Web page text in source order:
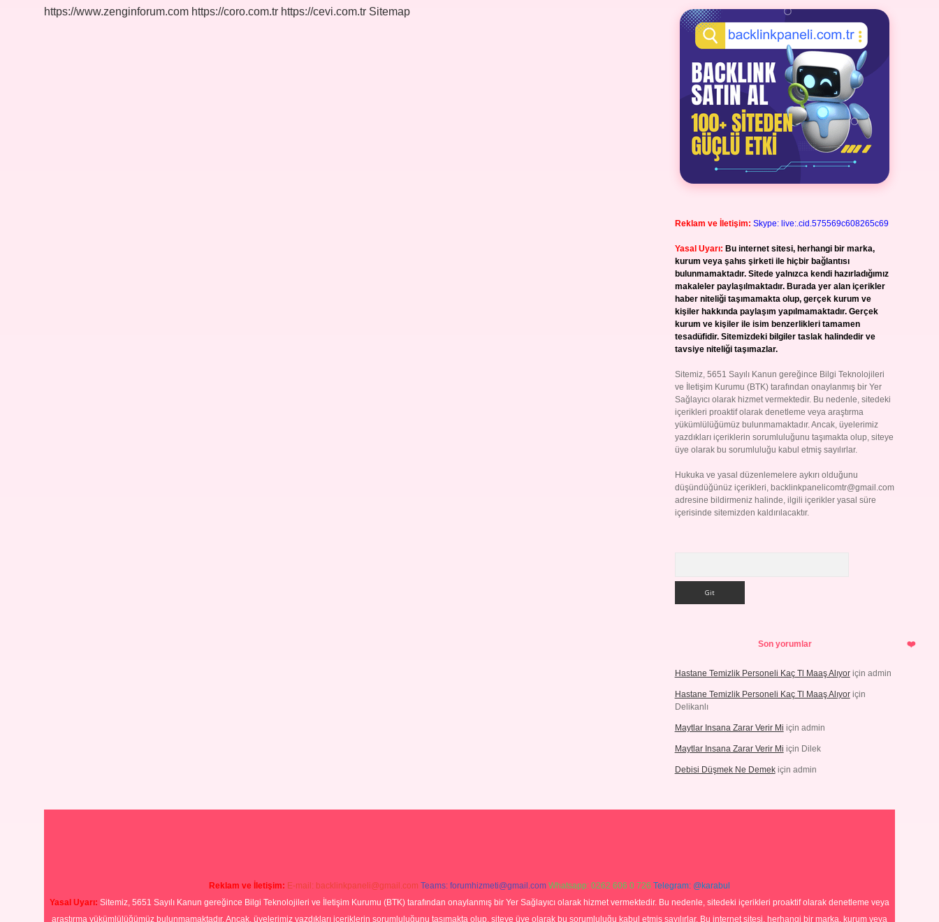
https://www.zenginforum.com https://coro.com.tr https://cevi.com.tr Sitemap
Reklam ve İletişim: Skype: live:.cid.575569c608265c69
Yasal Uyarı: Bu internet sitesi, herhangi bir marka,
kurum veya şahıs şirketi ile hiçbir bağlantısı
bulunmamaktadır. Sitede yalnızca kendi hazırladığımız
makaleler paylaşılmaktadır. Burada yer alan içerikler
haber niteliği taşımamakta olup, gerçek kurum ve
kişiler hakkında paylaşım yapılmamaktadır. Gerçek
kurum ve kişiler ile isim benzerlikleri tamamen
tesadüfidir. Sitemizdeki bilgiler taslak halindedir ve
tavsiye niteliği taşımazlar.
Sitemiz, 5651 Sayılı Kanun gereğince Bilgi Teknolojileri
ve İletişim Kurumu (BTK) tarafından onaylanmış bir Yer
Sağlayıcı olarak hizmet vermektedir. Bu nedenle, sitedeki
içerikleri proaktif olarak denetleme veya araştırma
yükümlülüğümüz bulunmamaktadır. Ancak, üyelerimiz
yazdıkları içeriklerin sorumluluğunu taşımakta olup, siteye
üye olarak bu sorumluluğu kabul etmiş sayılırlar.
Hukuka ve yasal düzenlemelere aykırı olduğunu
düşündüğünüz içerikleri, backlinkpanelicomtr@gmail.com
adresine bildirmeniz halinde, ilgili içerikler yasal süre
içerisinde sitemizden kaldırılacaktır.
Son yorumlar
Hastane Temizlik Personeli Kaç Tl Maaş Alıyoriçin admin
Hastane Temizlik Personeli Kaç Tl Maaş Alıyoriçin
Delikanlı
Maytlar Insana Zarar Verir Mi için admin
Maytlar Insana Zarar Verir Mi için Dilek
Debisi Düşmek Ne Demekiçin admin
Reklam ve İletişim: E-mail: backlinkpaneli@gmail.com Teams: forumhizmeti@gmail.com Whatsapp: 0262 606 0 726 Telegram: @karabul
Yasal Uyarı: Sitemiz, 5651 Sayılı Kanun gereğince Bilgi Teknolojileri ve İletişim Kurumu (BTK) tarafından onaylanmış bir Yer Sağlayıcı olarak hizmet vermektedir. Bu nedenle, sitedeki içerikleri proaktif olarak denetleme veya
araştırma yükümlülüğümüz bulunmamaktadır. Ancak, üyelerimiz yazdıkları içeriklerin sorumluluğunu taşımakta olup, siteye üye olarak bu sorumluluğu kabul etmiş sayılırlar. Bu internet sitesi, herhangi bir marka, kurum veya